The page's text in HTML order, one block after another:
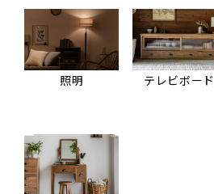
照明 テレビボード